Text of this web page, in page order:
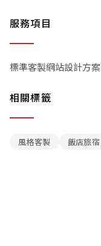
服務項目
標準客製網站設計方案
相關標籤
風格客製 飯店旅宿